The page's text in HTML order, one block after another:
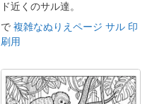
ド近くのサル達。
で 複雑なぬりえページ サル 印
刷用